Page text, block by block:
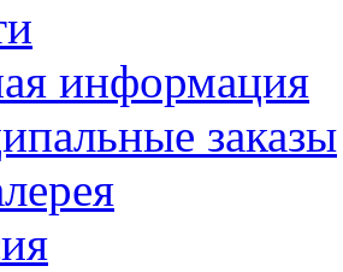
информация
заказы